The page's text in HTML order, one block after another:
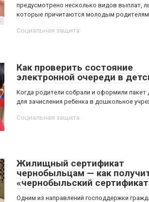
предусмотрено несколько видов выплат,
которые причитаются молодым
Социальная защита
Как проверить состояние
электронной очереди в
Когда родители собрали и оформили пакет
для зачисления ребенка в дошкольное
Социальная защита
Жилищный сертификат
чернобыльцам — как
«чернобыльский
Одним из направлений господдержки